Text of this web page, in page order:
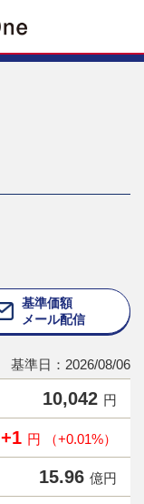
基準価額
メール配信
基準日：2026/08/06
10,042 円
+1 円 （+0.01%）
15.96 億円